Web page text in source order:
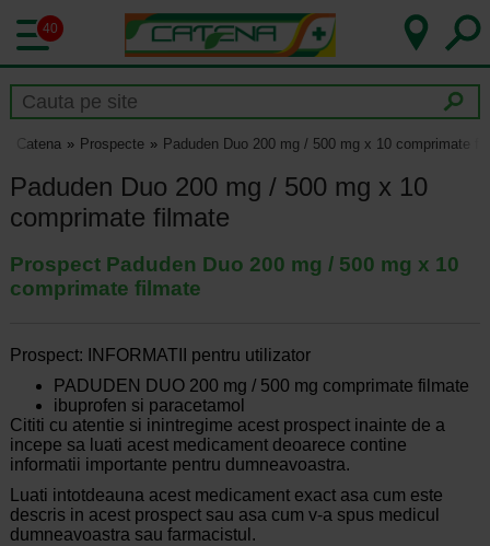
40
Catena Prospecte Paduden Duo 200 mg / 500 mg x 10 comprimate
Paduden Duo 200 mg / 500 mg x 10
comprimate filmate
Prospect Paduden Duo 200 mg / 500 mg x 10
comprimate filmate
Prospect: INFORMATII pentru utilizator
PADUDEN DUO 200 mg / 500 mg comprimate filmate
ibuprofen si paracetamol
Cititi cu atentie si inintregime acest prospect inainte de a
incepe sa luati acest medicament deoarece contine
informatii importante pentru dumneavoastra.
Luati intotdeauna acest medicament exact asa cum este
descris in acest prospect sau asa cum v-a spus medicul
dumneavoastra sau farmacistul.